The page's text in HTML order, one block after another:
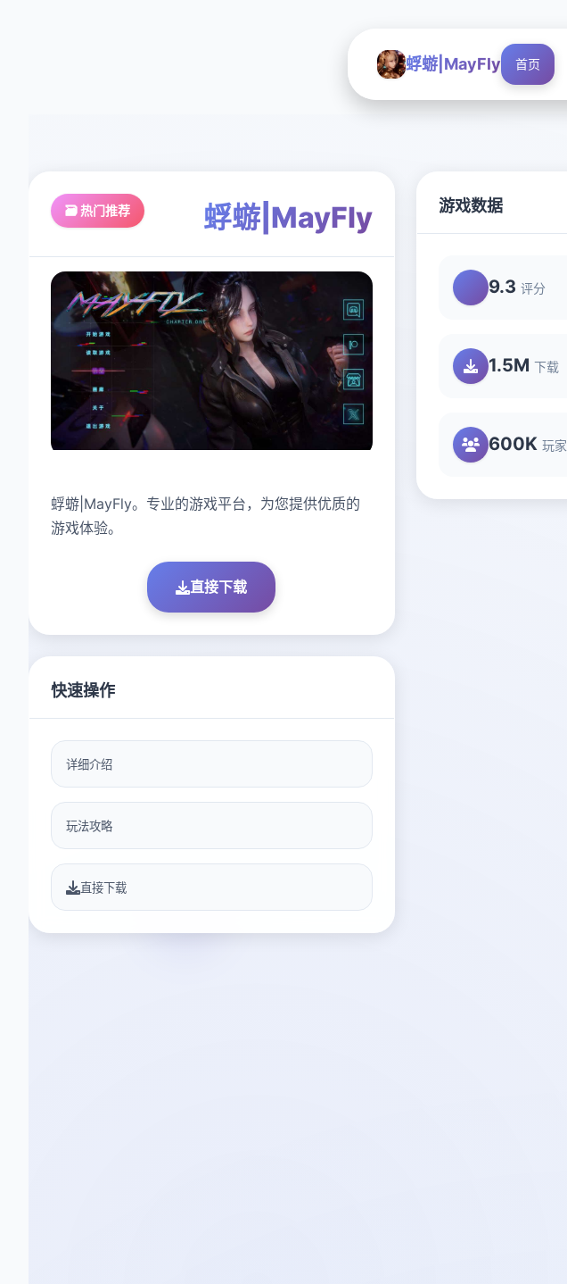
蜉蝣|MayFly 首页
🗃️ 热门推荐 蜉蝣|MayFly
蜉蝣|MayFly。专业的游戏平台，为您提供优质的
游戏体验。
直接下载
游戏数据
9.3 评分
1.5M 下载
600K 玩家
快速操作
详细介绍
玩法攻略
直接下载